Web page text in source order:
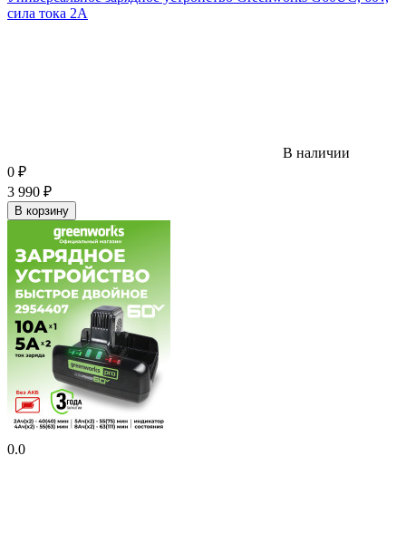
сила тока 2A
В наличии
0 ₽
3 990 ₽
В корзину
0.0